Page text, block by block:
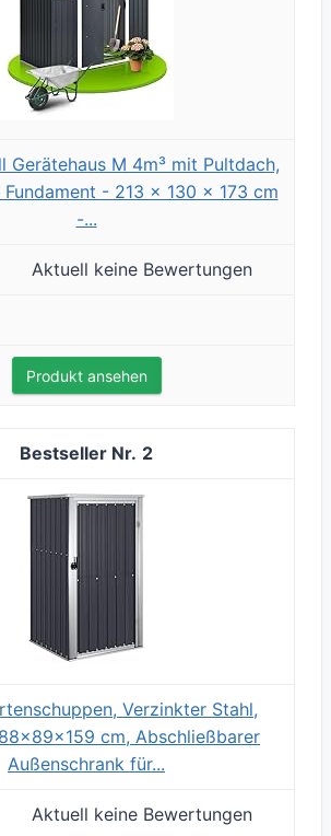
Gerätehaus M 4m³ mit Pultdach,
Fundament - 213 x 130 x 173 cm
-...
Aktuell keine Bewertungen
Produkt ansehen
2
Verzinkter Stahl,
cm, Abschließbarer
Außenschrank für...
Aktuell keine Bewertungen